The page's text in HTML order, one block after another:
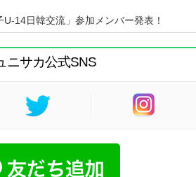
U-14日韓交流」参加メンバー発表！
ニサカ公式SNS